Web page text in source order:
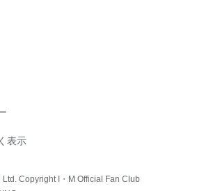
表示
Copyright I・M Official Fan Club